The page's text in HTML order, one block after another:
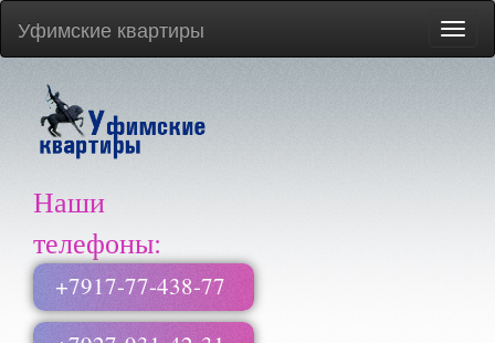
Меню
сайта
Уфимские квартиры
Наши
телефоны:
+7917-77-438-77